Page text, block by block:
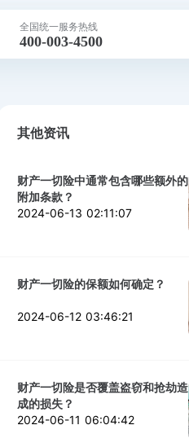
全国统一服务热线
400-003-4500
其他资讯
财产一切险中通常包含哪些额外的
附加条款？
2024-06-13 02:11:07
财产一切险的保额如何确定？
2024-06-12 03:46:21
财产一切险是否覆盖盗窃和抢劫造
成的损失？
2024-06-11 06:04:42